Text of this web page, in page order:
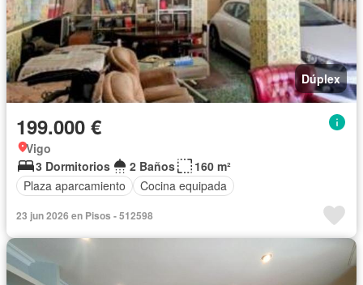
Dúplex
199.000 €
Vigo
3 Dormitorios
2 Baños
160 m²
Plaza aparcamiento
Cocina equipada
23 jun 2026 en Pisos - 512598